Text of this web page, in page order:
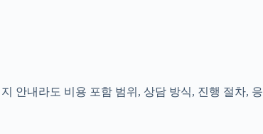
안내라도 비용 포함 범위, 상담 방식, 진행 절차, 응